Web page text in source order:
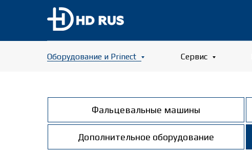
Оборудование и Prinect Сервис
Фальцевальные машины
Дополнительное оборудование